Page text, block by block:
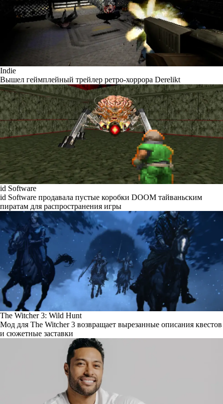
Indie
Вышел геймплейный трейлер ретро-хоррора Derelikt
id Software
id Software продавала пустые коробки DOOM тайваньским
пиратам для распространения игры
The Witcher 3: Wild Hunt
Мод для The Witcher 3 возвращает вырезанные описания квестов
и сюжетные заставки